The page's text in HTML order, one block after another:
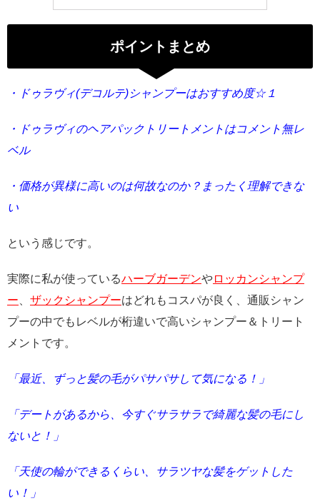
ポイントまとめ
・ドゥラヴィ(デコルテ)シャンプーはおすすめ度☆１
・ドゥラヴィのヘアパックトリートメントはコメント無レ
ベル
・価格が異様に高いのは何故なのか？まったく理解できな
い
という感じです。
実際に私が使っているハーブガーデンやロッカンシャンプ
ー
ザックシャンプーはどれもコスパが良く、通販シャン
プーの中でもレベルが桁違いで高いシャンプー＆トリート
メントです。
「最近、ずっと髪の毛がパサパサして気になる！」
「デートがあるから、今すぐサラサラで綺麗な髪の毛にし
ないと！」
「天使の輪ができるくらい、サラツヤな髪をゲットした
い！」